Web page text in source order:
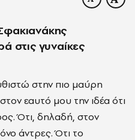
στις γυναίκες
στην πιο µαύρη
εαυτό µου την ιδέα ότι
Ότι, δηλαδή, στον
άντρες. Ότι το